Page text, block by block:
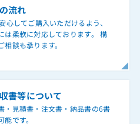
流れ
心してご購入いただけるよう、
は柔軟に対応しております。 構
談も承ります。
書等について
・見積書・注文書・納品書の6書
です。